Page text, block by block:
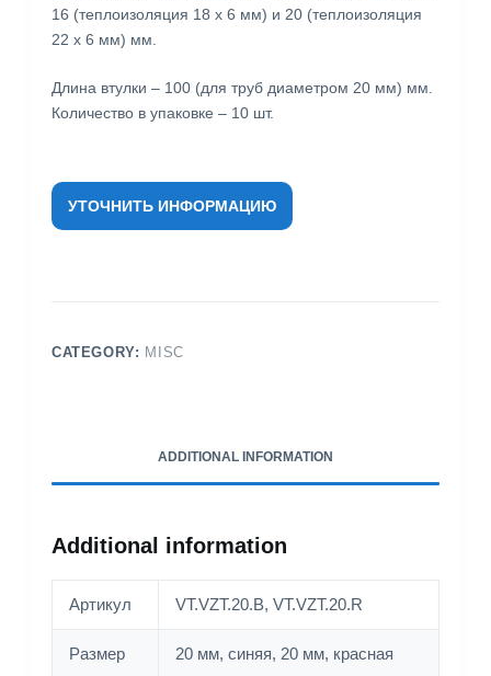
16 (теплоизоляция 18 x 6 мм) и 20 (теплоизоляция
22 x 6 мм) мм.
Длина втулки – 100 (для труб диаметром 20 мм) мм.
Количество в упаковке – 10 шт.
УТОЧНИТЬ ИНФОРМАЦИЮ
CATEGORY: MISC
ADDITIONAL INFORMATION
Additional information
Артикул VT.VZT.20.B, VT.VZT.20.R
Размер 20 мм, синяя, 20 мм, красная